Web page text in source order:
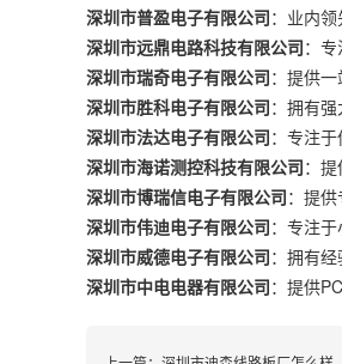
深圳市普盈电子有限公司：业内
深圳市远鼎电路科技有限公司：
深圳市瑞奇电子有限公司：提供
深圳市胜科电子有限公司：拥有
深圳市法达电子有限公司：专注
深圳市海诺测控科技有限公司：
深圳市博瑞信电子有限公司：提
深圳市伟迪电子有限公司：专注
深圳市威德电子有限公司：拥有
深圳市中电电器有限公司：提供